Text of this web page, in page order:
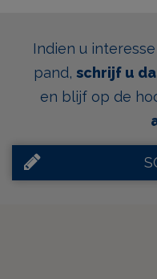
Indien u
pand, schrijf u
en blijf op de